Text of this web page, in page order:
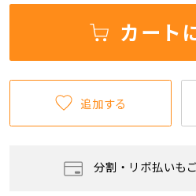
カート
追加する
分割・リボ払いも